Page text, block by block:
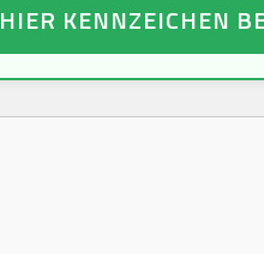
HIER KENNZEICHEN